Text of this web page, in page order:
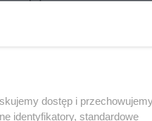
stały.
korzyść
możliwe –
dostęp i
identyfikatory, standardowe